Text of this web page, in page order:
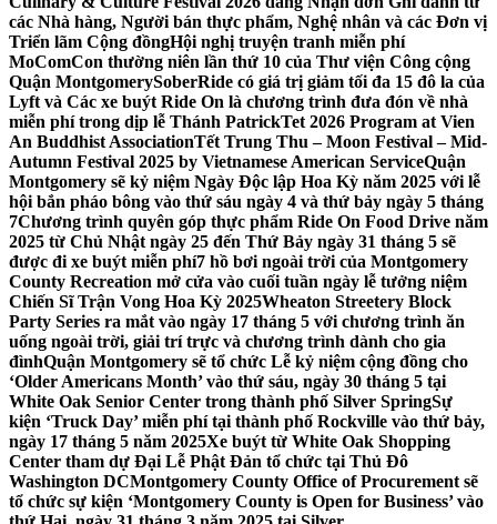
các Nhà hàng, Người bán thực phẩm, Nghệ nhân và các Đơn vị
Triển lãm Cộng đồngHội nghị truyện tranh miễn phí
MoComCon thường niên lần thứ 10 của Thư viện Công cộng
Quận MontgomerySoberRide có giá trị giảm tối đa 15 đô la của
Lyft và Các xe buýt Ride On là chương trình đưa đón về nhà
miễn phí trong dịp lễ Thánh PatrickTet 2026 Program at Vien
An Buddhist AssociationTết Trung Thu – Moon Festival – Mid-
Autumn Festival 2025 by Vietnamese American ServiceQuận
Montgomery sẽ kỷ niệm Ngày Độc lập Hoa Kỳ năm 2025 với lễ
hội bắn pháo bông vào thứ sáu ngày 4 và thứ bảy ngày 5 tháng
7Chương trình quyên góp thực phẩm Ride On Food Drive năm
2025 từ Chủ Nhật ngày 25 đến Thứ Bảy ngày 31 tháng 5 sẽ
được đi xe buýt miễn phí7 hồ bơi ngoài trời của Montgomery
County Recreation mở cửa vào cuối tuần ngày lễ tưởng niệm
Chiến Sĩ Trận Vong Hoa Kỳ 2025Wheaton Streetery Block
Party Series ra mắt vào ngày 17 tháng 5 với chương trình ăn
uống ngoài trời, giải trí trực và chương trình dành cho gia
đìnhQuận Montgomery sẽ tổ chức Lễ kỷ niệm cộng đồng cho
‘Older Americans Month’ vào thứ sáu, ngày 30 tháng 5 tại
White Oak Senior Center trong thành phố Silver SpringSự
kiện ‘Truck Day’ miễn phí tại thành phố Rockville vào thứ bảy,
ngày 17 tháng 5 năm 2025Xe buýt từ White Oak Shopping
Center tham dự Đại Lễ Phật Đản tổ chức tại Thủ Đô
Washington DCMontgomery County Office of Procurement sẽ
tổ chức sự kiện ‘Montgomery County is Open for Business’ vào